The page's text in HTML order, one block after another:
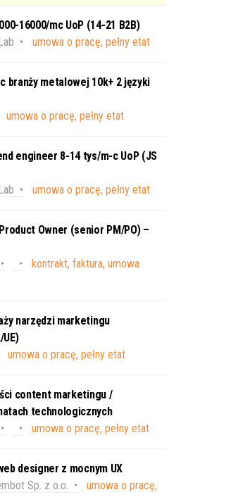
16000/mc UoP (14-21 B2B)
umowa o pracę, pełny etat
branży metalowej 10k+ 2 języki
umowa o pracę, pełny etat
engineer 8-14 tys/m-c UoP (JS
umowa o pracę, pełny etat
Owner (senior PM/PO) –
kontrakt, faktura, umowa
narzędzi marketingu
umowa o pracę, pełny etat
content marketingu /
technologicznych
umowa o pracę, pełny etat
designer z mocnym UX
Sp. z o.o.
umowa o pracę,